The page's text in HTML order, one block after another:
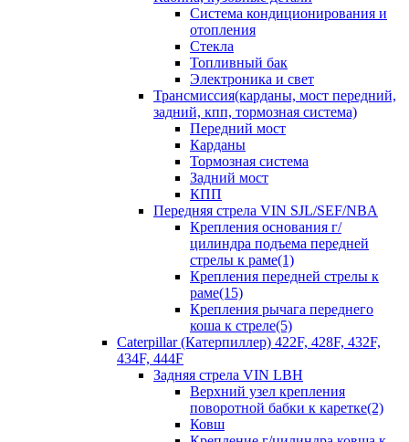
Система кондиционирования и
отопления
Стекла
Топливный бак
Электроника и свет
Трансмиссия(карданы, мост передний,
задний, кпп, тормозная система)
Передний мост
Карданы
Тормозная система
Задний мост
КПП
Передняя стрела VIN SJL/SEF/NBA
Крепления основания г/
цилиндра подъема передней
стрелы к раме(1)
Крепления передней стрелы к
раме(15)
Крепления рычага переднего
коша к стреле(5)
Caterpillar (Катерпиллер) 422F, 428F, 432F,
434F, 444F
Задняя стрела VIN LBH
Верхний узел крепления
поворотной бабки к каретке(2)
Ковш